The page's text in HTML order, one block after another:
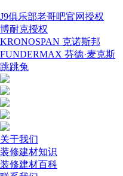
J9俱乐部老哥吧官网授权
博耐克授权
KRONOSPAN 克诺斯邦
FUNDERMAX 芬德·麦克斯
跳跳兔
关于我们
装修建材知识
装修建材百科